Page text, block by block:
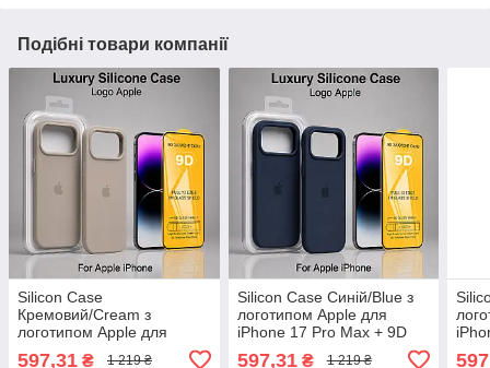
Подібні товари компанії
Silicon Case
Кремовий/Cream з
логотипом Apple для
597,31 ₴ 1 219 ₴
Silicon Case Синій/Blue з
логотипом Apple для
iPhone 17 Pro Max + 9D
597,31₴ 1 219 ₴